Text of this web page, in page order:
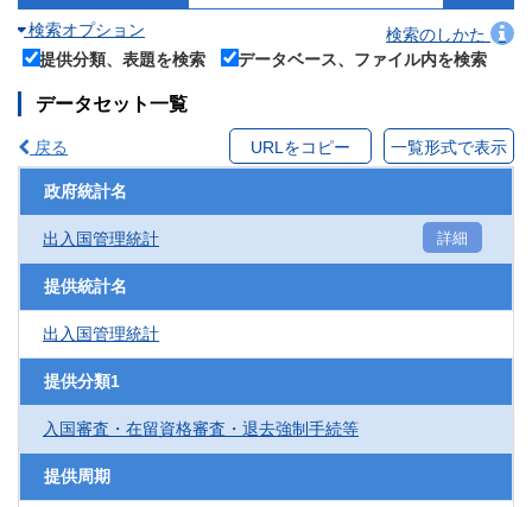
検索オプション
検索のしかた
提供分類、表題を検索
データベース、ファイル内を検索
データセット一覧
戻る URLをコピー 一覧形式で表示
政府統計名
出入国管理統計 詳細
提供統計名
出入国管理統計
提供分類1
入国審査・在留資格審査・退去強制手続等
提供周期